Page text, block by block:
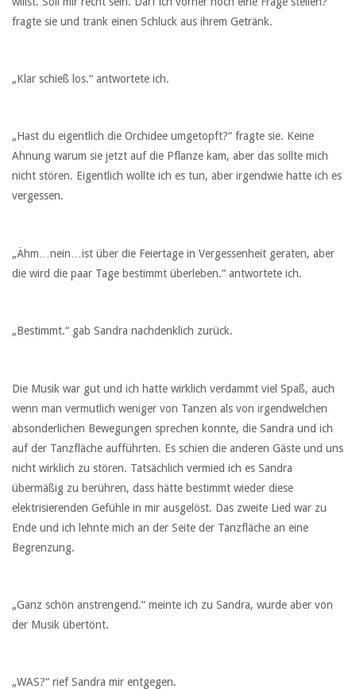
fragte sie und trank einen Schluck aus ihrem Getränk.
„Klar schieß los.“ antwortete ich.
„Hast du eigentlich die Orchidee umgetopft?“ fragte sie. Keine
Ahnung warum sie jetzt auf die Pflanze kam, aber das sollte mich
nicht stören. Eigentlich wollte ich es tun, aber irgendwie hatte ich es
vergessen.
„Ähm…nein…ist über die Feiertage in Vergessenheit geraten, aber
die wird die paar Tage bestimmt überleben.“ antwortete ich.
„Bestimmt.“ gab Sandra nachdenklich zurück.
Die Musik war gut und ich hatte wirklich verdammt viel Spaß, auch
wenn man vermutlich weniger von Tanzen als von irgendwelchen
absonderlichen Bewegungen sprechen konnte, die Sandra und ich
auf der Tanzfläche aufführten. Es schien die anderen Gäste und uns
nicht wirklich zu stören. Tatsächlich vermied ich es Sandra
übermäßig zu berühren, dass hätte bestimmt wieder diese
elektrisierenden Gefühle in mir ausgelöst. Das zweite Lied war zu
Ende und ich lehnte mich an der Seite der Tanzfläche an eine
Begrenzung.
„Ganz schön anstrengend.“ meinte ich zu Sandra, wurde aber von
der Musik übertönt.
„WAS?“ rief Sandra mir entgegen.